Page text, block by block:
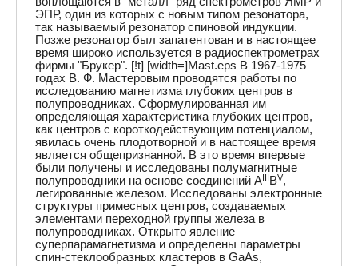
ЭПР, один из которых с новым типом резонатора,
так называемый резонатор спиновой индукции.
Позже резонатор был запатентован и в настоящее
время широко используется в радиоспектрометрах
фирмы "Брукер". [!t] [width=]Mast.eps В 1967-1975
годах В. Ф. Мастеровым проводятся работы по
исследованию магнетизма глубоких центров в
полупроводниках. Сформулированная им
определяющая характеристика глубоких центров,
как центров с короткодействующим потенциалом,
явилась очень плодотворной и в настоящее время
является общепризнанной. В это время впервые
были получены и исследованы полумагнитные
полупроводники на основе соединений AIII BV,
легированные железом. Исследованы электронные
структуры примесных центров, создаваемых
элементами переходной группы железа в
полупроводниках. Открыто явление
суперпарамагнетизма и определены параметры
спин-стеклообразных кластеров в GaAs,